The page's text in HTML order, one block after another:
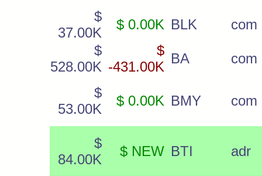
$
37.00K
$ 0.00K BLK
com
$
528.00K
$
-431.00K
BA com
$
53.00K
$ 0.00K BMY com
$
84.00K
$ NEW BTI adr